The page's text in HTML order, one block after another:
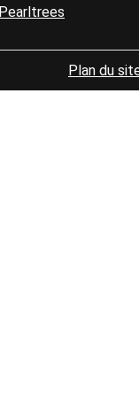
Pearltrees
MENU PIED
Plan du